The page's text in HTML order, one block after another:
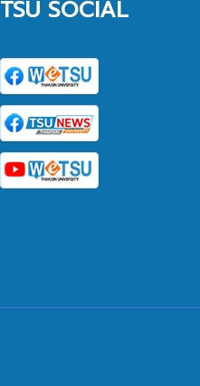
TSU SOCIAL